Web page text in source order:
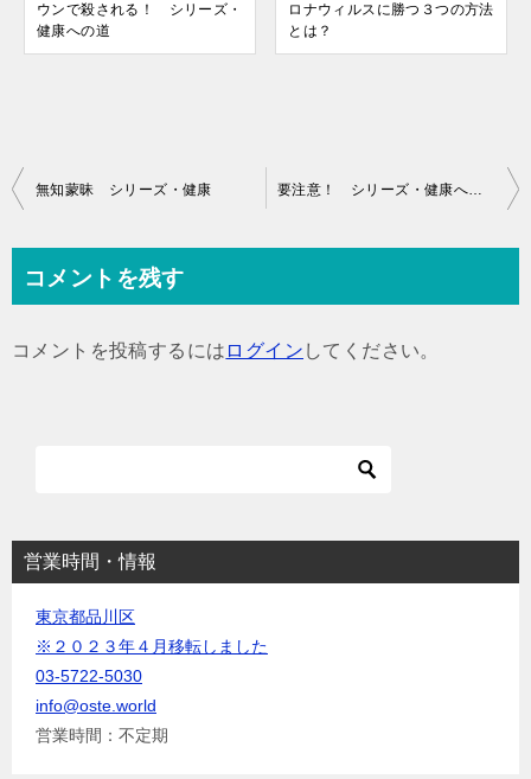
ウンで殺される！ シリーズ・
健康への道
ロナウィルスに勝つ３つの方法
とは？
投
ビ
無知蒙昧 シリーズ・健康 要注意！ シリーズ・健康への道
コメントを残す
コメントを投稿するには ログイン してください。
営業時間・情報
東京都品川区
※２０２３年４月移転しました
03-5722-5030
info@oste.world
営業時間：不定期